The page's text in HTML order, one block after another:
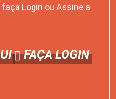
Login ou Assine a
FAÇA LOGIN